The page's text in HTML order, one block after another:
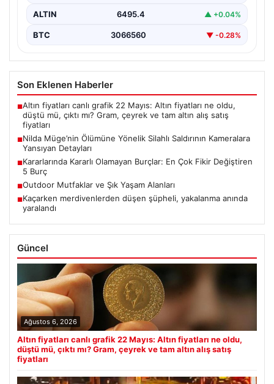
ALTIN 6495.4 ▲ +0.04%
BTC 3066560 ▼ -0.28%
Son Eklenen Haberler
■Altın fiyatları canlı grafik 22 Mayıs: Altın fiyatları ne oldu,
düştü mü, çıktı mı? Gram, çeyrek ve tam altın alış satış
fiyatları
■Nilda Müge’nin Ölümüne Yönelik Silahlı Saldırının Kameralara
Yansıyan Detayları
■Kararlarında Kararlı Olamayan Burçlar: En Çok Fikir Değiştiren
5 Burç
■Outdoor Mutfaklar ve Şık Yaşam Alanları
■Kaçarken merdivenlerden düşen şüpheli, yakalanma anında
yaralandı
Güncel
Ağustos 6, 2026
Altın fiyatları canlı grafik 22 Mayıs: Altın fiyatları ne oldu,
düştü mü, çıktı mı? Gram, çeyrek ve tam altın alış satış
fiyatları